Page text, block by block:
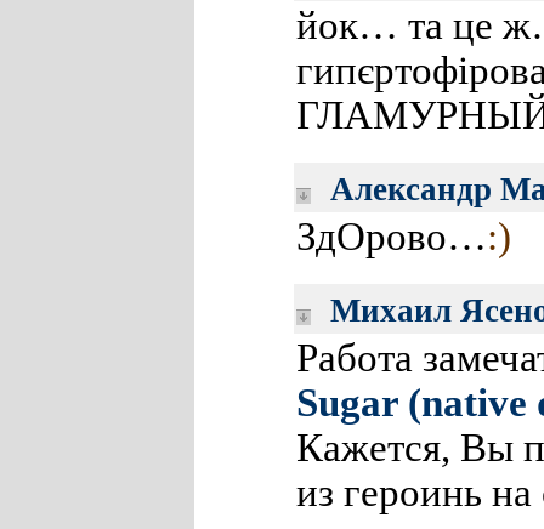
йок… та це
ГЛАМУРНЫЙ
Александр
ЗдОрово…:)
Михаил
Работа
Sugar (native
Кажется, Вы
из героинь